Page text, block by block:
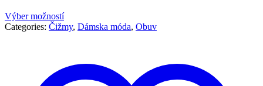
Výber možností
Categories: Čižmy, Dámska móda, Obuv